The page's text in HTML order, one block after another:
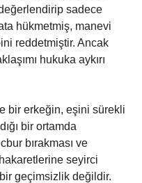
sadece
hükmetmiş, manevi
reddetmiştir. Ancak
hukuka aykırı
bir erkeğin, eşini sürekli
bir ortamda
bırakması ve
seyirci
geçimsizlik değildir.